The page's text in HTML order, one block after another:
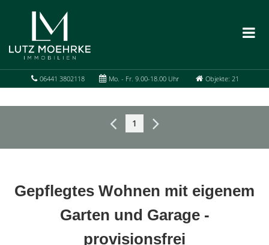
06441 3802118 Mo. - Fr. 9.00-18.00 Uhr Objekte: 21
1
Gepflegtes Wohnen mit eigenem
Garten und Garage -
provisionsfrei